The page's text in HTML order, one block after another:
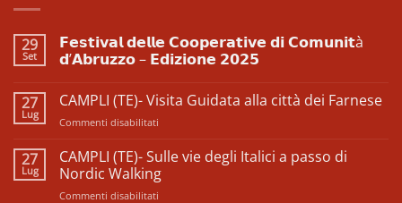
29
Set
𝗙𝗲𝘀𝘁𝗶𝘃𝗮𝗹 𝗱𝗲𝗹𝗹𝗲 𝗖𝗼𝗼𝗽𝗲𝗿𝗮𝘁𝗶𝘃𝗲 𝗱𝗶 𝗖𝗼𝗺𝘂𝗻𝗶𝘁à
𝗱’𝗔𝗯𝗿𝘂𝘇𝘇𝗼 – 𝗘𝗱𝗶𝘇𝗶𝗼𝗻𝗲 𝟮𝟬𝟮𝟱
su
𝗱𝗲𝗹𝗹𝗲
𝗖𝗼𝗺𝘂𝗻𝗶𝘁à
𝗱’𝗔𝗯𝗿𝘂𝘇𝘇𝗼
–
𝗘𝗱𝗶𝘇𝗶𝗼𝗻𝗲
27
Lug
CAMPLI (TE)- Visita Guidata alla città dei Farnese
Commenti disabilitati
(TE)-
Guidata
27
Lug
CAMPLI (TE)- Sulle vie degli Italici a passo di
Nordic Walking
Commenti disabilitati